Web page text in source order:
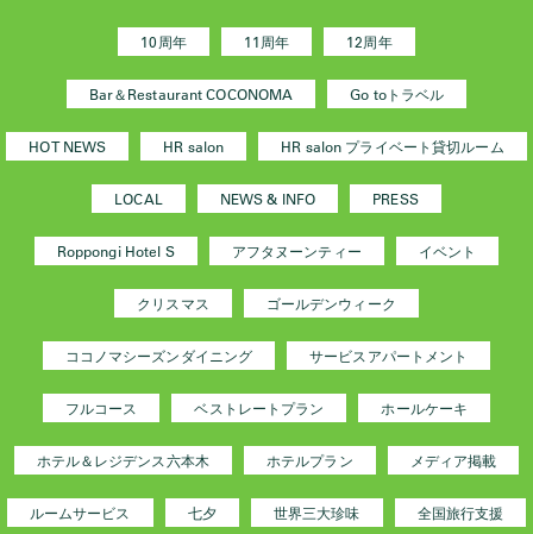
10周年 11周年 12周年
Bar＆Restaurant COCONOMA Go toトラベル
HOT NEWS HR salon HR salon プライベート貸切ルーム
LOCAL NEWS & INFO PRESS
Roppongi Hotel S アフタヌーンティー イベント
クリスマス ゴールデンウィーク
ココノマシーズンダイニング サービスアパートメント
フルコース ベストレートプラン ホールケーキ
ホテル＆レジデンス六本木 ホテルプラン メディア掲載
ルームサービス 七夕 世界三大珍味 全国旅行支援